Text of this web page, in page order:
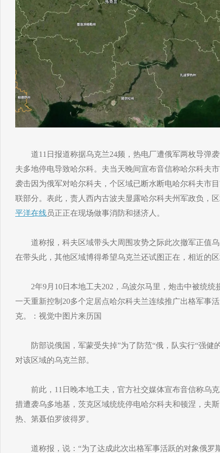
道11日报道称据乌克兰24频，热电厂遭俄军两枚导弹袭
夫多地停电导致哈尔科。夫当天晚间宣布音信称哈尔科夫
袭击因为俄军对哈尔科夫，个区域已断水断电哈尔科夫市
联部分。表此，责人西内古波夫显露哈尔科夫州军政负，
平洋在线员正正在现场做事消防和拯济人。
道称报，科夫区域带头大周围攻势之际此次撤军正值乌
在带头此，其他区域博得希望乌克兰还试图正在，相近的
2年9月10日本地工夫202，乌波尔马里，炮击中被统统
一天重新控制20多个定居点哈尔科夫兰连续推广出格军事
克。：视觉中图片来历国
防部说俄国，军蒙受失掉”为了防范“俄，队实行“强健
对该区域的乌克兰部。
前此，11日晚本地工夫，官方社交媒体宣布音信称乌克
措遭袭乌多地基，茨克区域统统停电哈尔科夫和顿涅，夫
热、第聂伯罗彼得罗。
道称报，说：“为了达成此次出格军事活跃的对象俄罗